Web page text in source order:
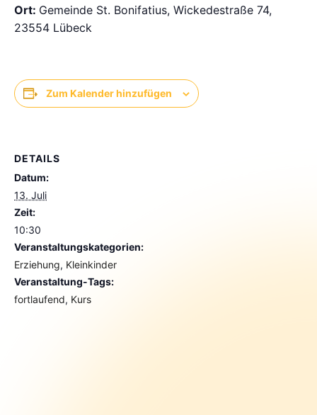
Ort: Gemeinde St. Bonifatius, Wickedestraße 74,
23554 Lübeck
Zum Kalender hinzufügen
DETAILS
Datum:
13. Juli
Zeit:
10:30
Veranstaltungskategorien:
Erziehung, Kleinkinder
Veranstaltung-Tags:
fortlaufend, Kurs